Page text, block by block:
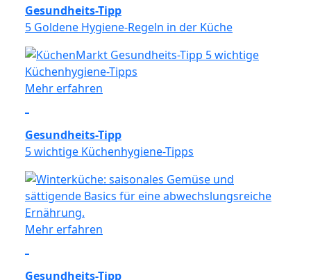
Gesundheits-Tipp
5 Goldene Hygiene-Regeln in der Küche
Mehr erfahren
Gesundheits-Tipp
5 wichtige Küchenhygiene-Tipps
Mehr erfahren
Gesundheits-Tipp